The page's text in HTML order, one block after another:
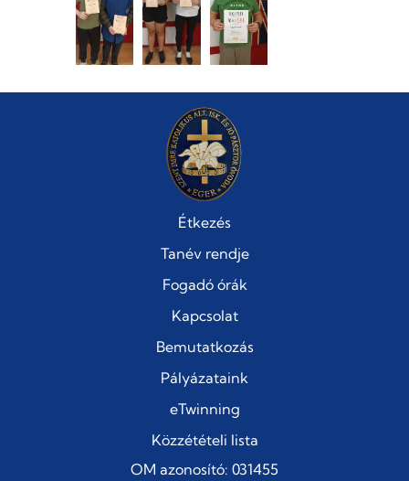
Étkezés
Tanév rendje
Fogadó órák
Kapcsolat
Bemutatkozás
Pályázataink
eTwinning
Közzétételi lista
OM azonosító: 031455